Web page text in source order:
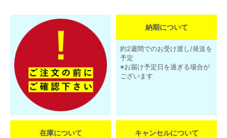
納期について
約2週間でのお受け渡し/発送を
予定
※お届け予定日を過ぎる場合が
ございます
在庫について キャンセルについて